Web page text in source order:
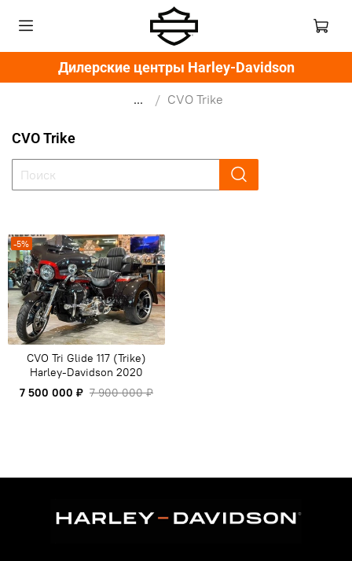
Дилерские центры Harley-Davidson
... CVO Trike
CVO Trike
-5%
CVO Tri Glide 117 (Trike)
Harley-Davidson 2020
7 500 000 ₽ 7 900 000 ₽